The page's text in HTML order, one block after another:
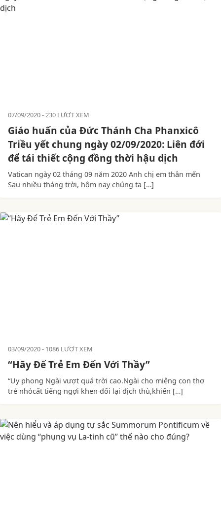
07/09/2020 230 LƯỢT XEM
Giáo huấn của Đức Thánh Cha Phanxicô
Triều yết chung ngày 02/09/2020: Liên đới
để tái thiết cộng đồng thời hậu dịch
Vatican ngày 02 tháng 09 năm 2020 Anh chị em thân mến
Sau nhiều tháng trời, hôm nay chúng ta […]
03/09/2020 1086 LƯỢT XEM
“Hãy Để Trẻ Em Đến Với Thầy”
“Uy phong Ngài vượt quá trời cao.Ngài cho miệng con thơ
trẻ nhỏcất tiếng ngợi khen đối lại địch thù,khiến […]